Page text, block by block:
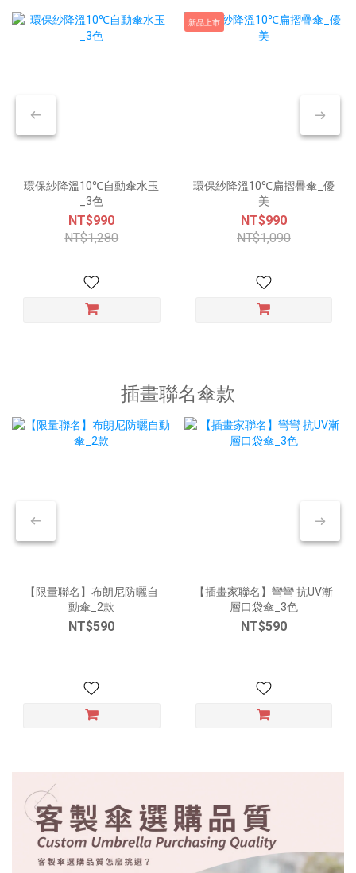
環保紗降溫10℃自動傘水玉
_3色
NT$990
NT$1,280
新品上市
環保紗降溫10℃扁摺疊傘_優
美
NT$990
NT$1,090
插畫聯名傘款
【限量聯名】布朗尼防曬自
動傘_2款
NT$590
【插畫家聯名】彎彎 抗UV漸
層口袋傘_3色
NT$590